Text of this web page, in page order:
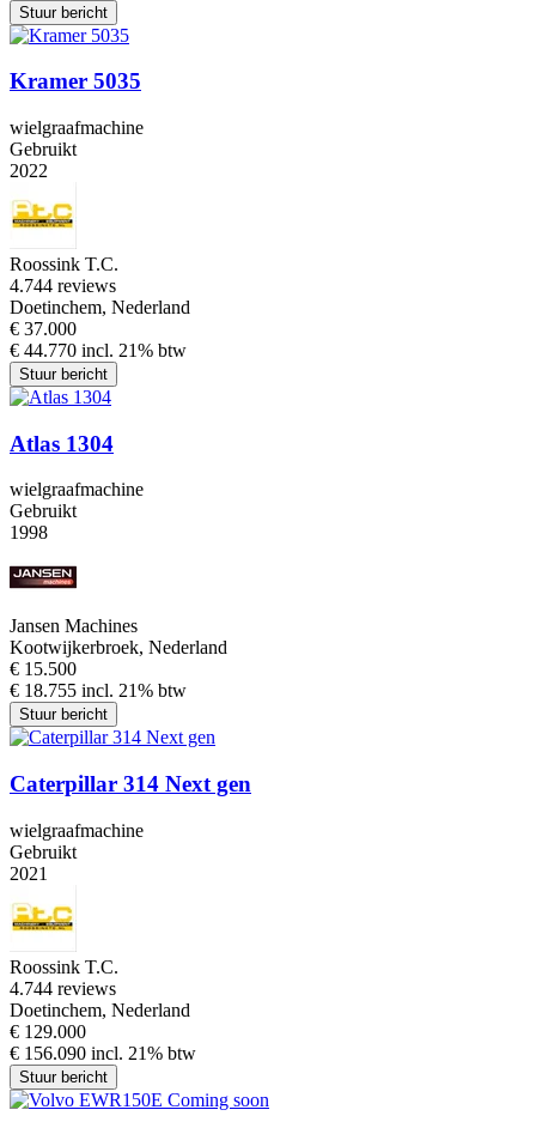
Stuur bericht
Kramer 5035
wielgraafmachine
Gebruikt
2022
Roossink T.C.
4.744 reviews
Doetinchem, Nederland
€ 37.000
€ 44.770 incl. 21% btw
Stuur bericht
Atlas 1304
wielgraafmachine
Gebruikt
1998
Jansen Machines
Kootwijkerbroek, Nederland
€ 15.500
€ 18.755 incl. 21% btw
Stuur bericht
Caterpillar 314 Next gen
wielgraafmachine
Gebruikt
2021
Roossink T.C.
4.744 reviews
Doetinchem, Nederland
€ 129.000
€ 156.090 incl. 21% btw
Stuur bericht